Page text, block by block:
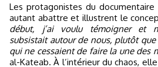
Les protagonistes du
autant abattre et illustrent le
début, j’ai voulu témoigner et
subsistait autour de nous, plutôt
qui ne cessaient de faire la une des
al-Kateab. À l’intérieur du chaos,